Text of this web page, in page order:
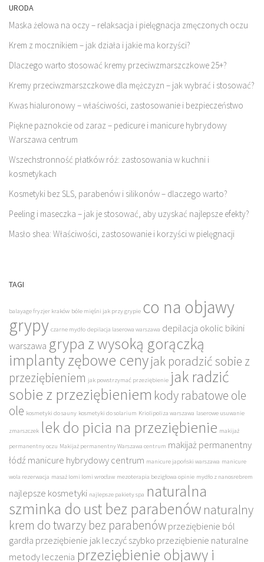
URODA
Maska żelowa na oczy – relaksacja i pielęgnacja zmęczonych oczu
Krem z mocznikiem – jak działa i jakie ma korzyści?
Dlaczego warto stosować kremy przeciwzmarszczkowe 25+?
Kremy przeciwzmarszczkowe dla mężczyzn – jak wybrać i stosować?
Kwas hialuronowy – właściwości, zastosowanie i bezpieczeństwo
Piękne paznokcie od zaraz – pedicure i manicure hybrydowy
Warszawa centrum
Wszechstronność płatków róż: zastosowania w kuchni i
kosmetykach
Kosmetyki bez SLS, parabenów i silikonów – dlaczego warto?
Peeling i maseczka – jak je stosować, aby uzyskać najlepsze efekty?
Masło shea: Właściwości, zastosowanie i korzyści w pielęgnacji
TAGI
balayage fryzjer kraków bóle mięśni jak przy grypie co na objawy
grypy czarne mydło depilacja laserowa warszawa depilacja okolic bikini
warszawa grypa z wysoką gorączką
implanty zębowe cenyjak poradzić sobie z
przeziębieniem jak powstrzymać przeziębienie jak radzić
sobie z przeziębieniem kody rabatowe ole
ole kosmetyki do sauny kosmetyki do solarium Kriolipoliza warszawa laserowe usuwanie
zmarszczek lek do picia na przeziębienie makijaż
permanentny oczu Makijaż permanentny Warszawa centrum makijaż permanentny
łódź manicure hybrydowy centrum manicure japoński warszawa manicure
wola rezerwacja masaż lomi lomi wrocław mezoterapia bezigłowa opinie mydło z nanosrebrem
najlepsze kosmetyki najlepsze pakiety spa naturalna
szminka do ust bez parabenów naturalny
krem do twarzy bez parabenówprzeziębienie ból
gardła przeziębienie jak leczyć szybko przeziębienie naturalne
metody leczenia przeziębienie objawy i